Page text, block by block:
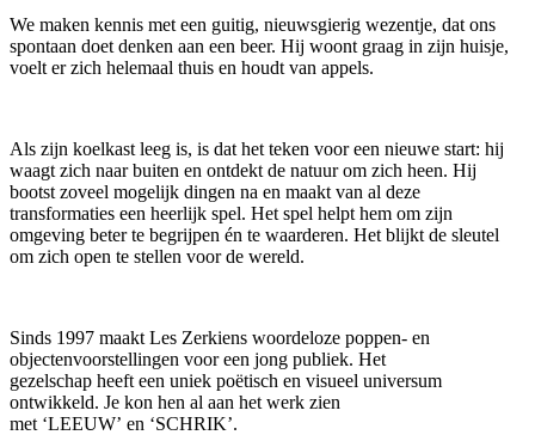
We maken kennis met een guitig, nieuwsgierig wezentje, dat ons
spontaan doet denken aan een beer. Hij woont graag in zijn huisje,
voelt er zich helemaal thuis en houdt van appels.
Als zijn koelkast leeg is, is dat het teken voor een nieuwe start: hij
waagt zich naar buiten en ontdekt de natuur om zich heen. Hij
bootst zoveel mogelijk dingen na en maakt van al deze
transformaties een heerlijk spel. Het spel helpt hem om zijn
omgeving beter te begrijpen én te waarderen. Het blijkt de sleutel
om zich open te stellen voor de wereld.
Sinds 1997 maakt Les Zerkiens woordeloze poppen- en
objectenvoorstellingen voor een jong publiek. Het
gezelschap heeft een uniek poëtisch en visueel universum
ontwikkeld. Je kon hen al aan het werk zien
met ‘LEEUW’ en ‘SCHRIK’.